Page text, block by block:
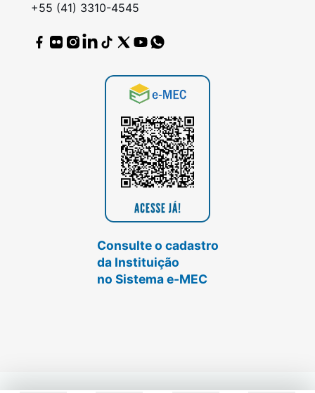
+55 (41) 3310-4545
Consulte o cadastro
da Instituição
no Sistema e-MEC